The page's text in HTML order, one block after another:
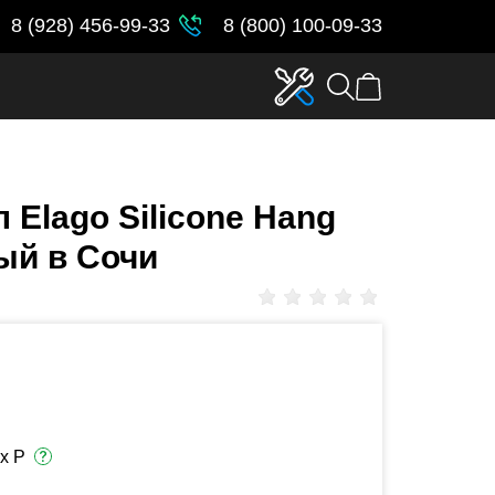
8 (928) 456-99-33 8 (800) 100-09-33
Elago Silicone Hang
в Сочи
Р